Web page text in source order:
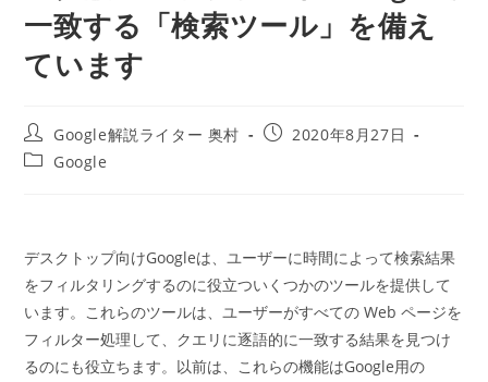
一致する「検索ツール」を備え
ています
投
稿
者:
Google解説ライター 奥村
投
2020年8月27日
投
リ
ー:
Google
デスクトップ向けGoogleは、ユーザーに時間によって検索結果
をフィルタリングするのに役立ついくつかのツールを提供して
います。これらのツールは、ユーザーがすべての Web ページを
フィルター処理して、クエリに逐語的に一致する結果を見つけ
るのにも役立ちます。以前は、これらの機能はGoogle用の